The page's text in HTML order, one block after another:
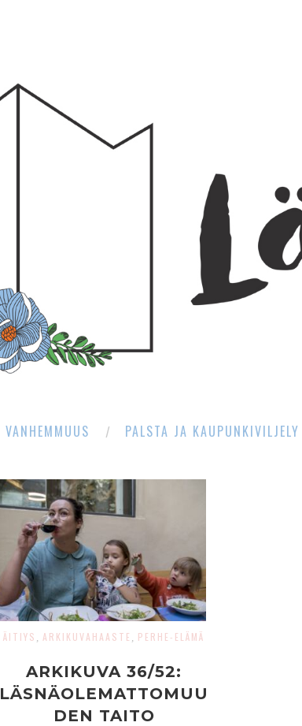
VANHEMMUUS PALSTA JA KAUPUNKIVILJELY
ÄITIYS , ARKIKUVAHAASTE , PERHE-ELÄMÄ
ARKIKUVA 36/52:
LÄSNÄOLEMATTOMUU
DEN TAITO